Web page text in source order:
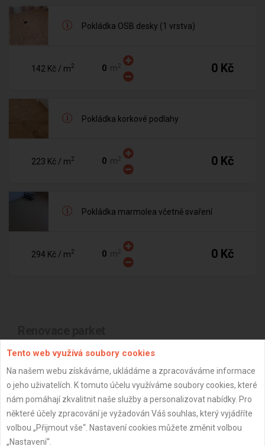
Pokládka OSB desky (1 vrstva)
142 Kč / m2 m2 0 Kč
Pokládka korkové podlahy
223 Kč / m2 m2 0 Kč
Pokládka marmolea včetně svaření
294 Kč / m2 m2 0 Kč
Broušení parket (hrubé + jemné)
190 Kč / m2 m2 0 Kč
Tento web využívá soubory cookies
Na našem webu získáváme, ukládáme a zpracováváme informace
o jeho uživatelích. K tomuto účelu využíváme soubory cookies, které
nám pomáhají zkvalitnit naše služby a personalizovat nabídky. Pro
některé účely zpracování je vyžadován Váš souhlas, který vyjádříte
volbou „Přijmout vše“. Nastavení cookies můžete změnit volbou
„Nastavení“.